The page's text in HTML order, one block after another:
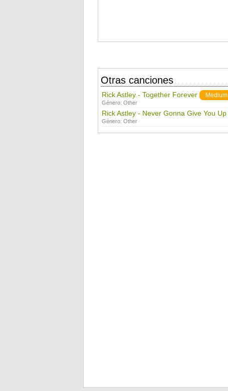
Otras canciones
Rick Astley - Together Forever Medium
Género: Other
Rick Astley - Never Gonna Give You Up
Género: Other